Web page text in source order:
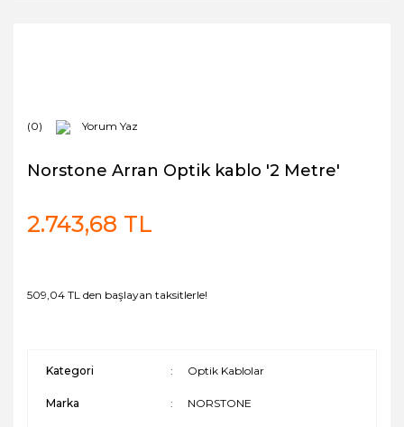
(0) Yorum Yaz
Norstone Arran Optik kablo '2 Metre'
2.743,68 TL
509,04 TL den başlayan taksitlerle!
Kategori Optik Kablolar
Marka NORSTONE